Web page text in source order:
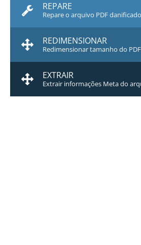
REPARE
Repare o arquivo PDF danificado
REDIMENSIONAR
Redimensionar tamanho do PDF
EXTRAIR
Extrair informações Meta do